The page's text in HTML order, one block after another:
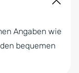
Angaben wie
bequemen